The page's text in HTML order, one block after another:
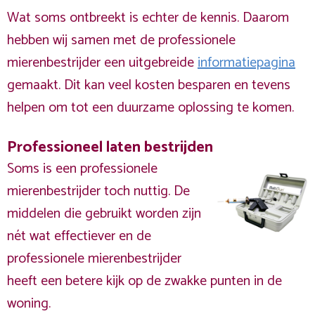
Wat soms ontbreekt is echter de kennis. Daarom
hebben wij samen met de professionele
mierenbestrijder een uitgebreideinformatiepagina
gemaakt. Dit kan veel kosten besparen en tevens
helpen om tot een duurzame oplossing te komen.
Professioneel laten bestrijden
Soms is een professionele
mierenbestrijder toch nuttig. De
middelen die gebruikt worden zijn
nét wat effectiever en de
professionele mierenbestrijder
heeft een betere kijk op de zwakke punten in de
woning.